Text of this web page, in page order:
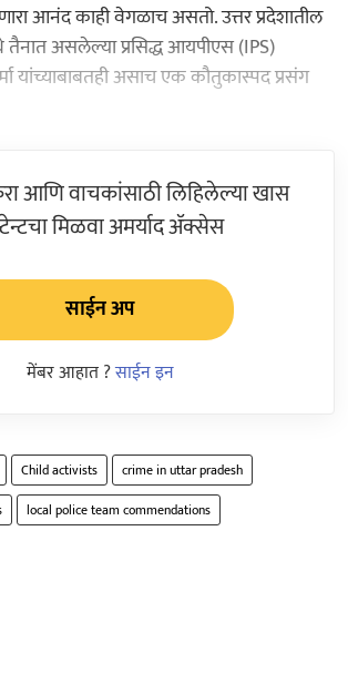
आनंद काही वेगळाच असतो. उत्तर प्रदेशातील
असलेल्या प्रसिद्ध आयपीएस (IPS)
यांच्याबाबतही असाच एक कौतुकास्पद प्रसंग
आणि वाचकांसाठी लिहिलेल्या खास
मिळवा अमर्याद ॲक्सेस
साईन अप
मेंबर आहात ?साईन इन
Child activists
crime in uttar pradesh
local police team commendations